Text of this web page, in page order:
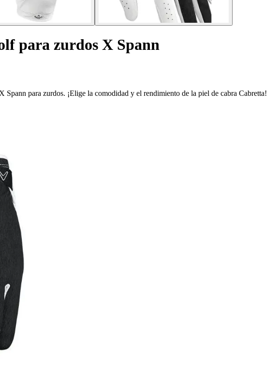
para zurdos X Spann
para zurdos. ¡Elige la comodidad y el rendimiento de la piel de cabra Cabretta!